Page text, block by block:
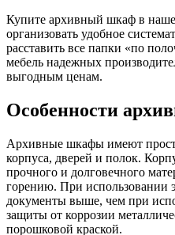
Купите архивный шкаф в
организовать удобное
расставить все папки «по
мебель надежных
выгодным ценам.
Особенности
Архивные шкафы имеют
корпуса, дверей и полок.
прочного и долговечного
горению. При использовании
документы выше, чем при
защиты от коррозии
порошковой краской.